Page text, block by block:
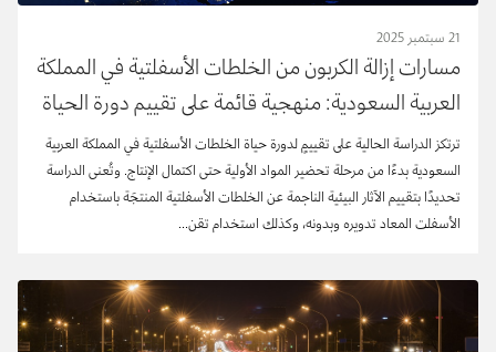
21 سبتمبر 2025
مسارات إزالة الكربون من الخلطات الأسفلتية في المملكة
العربية السعودية: منهجية قائمة على تقييم دورة الحياة
ترتكز الدراسة الحالية على تقييمٍ لدورة حياة الخلطات الأسفلتية في المملكة العربية
السعودية بدءًا من مرحلة تحضير المواد الأولية حتى اكتمال الإنتاج. وتُعنى الدراسة
تحديدًا بتقييم الآثار البيئية الناجمة عن الخلطات الأسفلتية المنتجَة باستخدام
الأسفلت المعاد تدويره وبدونه، وكذلك استخدام تقن...